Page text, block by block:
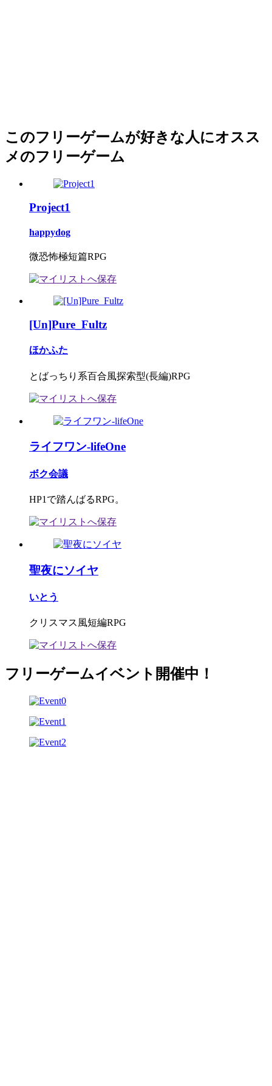
このフリーゲームが好きな人にオスス
メのフリーゲーム
Project1
happydog
微恐怖極短篇RPG
[Un]Pure_Fultz
ほかふた
とばっちり系百合風探索型(長編)RPG
ライフワン-lifeOne
ボク会議
HP1で踏んばるRPG。
聖夜にソイヤ
いとう
クリスマス風短編RPG
フリーゲームイベント開催中！